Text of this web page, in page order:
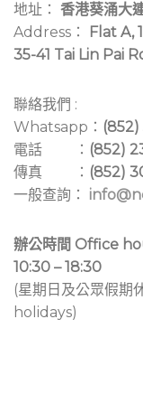
地址： 香港葵涌大
Address：
Flat A,
35-41 Tai Lin Pai
聯絡我們 :
Whatsapp：
電話 ： (852)
傳真 ： (852)
一般查詢：
辦公時間 Office
10:30 – 18:30
(星期日及公眾假
holidays)